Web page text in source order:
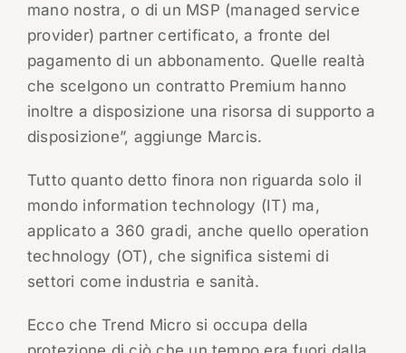
mano nostra, o di un MSP (managed service
provider) partner certificato, a fronte del
pagamento di un abbonamento. Quelle realtà
che scelgono un contratto Premium hanno
inoltre a disposizione una risorsa di supporto a
disposizione”, aggiunge Marcis.
Tutto quanto detto finora non riguarda solo il
mondo information technology (IT) ma,
applicato a 360 gradi, anche quello operation
technology (OT), che significa sistemi di
settori come industria e sanità.
Ecco che Trend Micro si occupa della